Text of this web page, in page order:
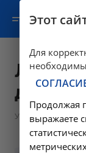
Услуги —
Этот
Для
Продолжая
выражаете